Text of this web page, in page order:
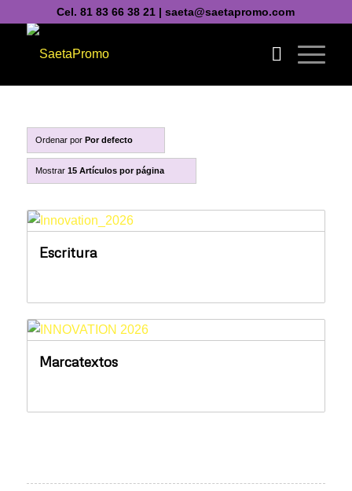
Cel. 81 83 66 38 21 | saeta@saetapromo.com
Ordenar por Por defecto
Mostrar 15 Artículos por página
Escritura
Marcatextos